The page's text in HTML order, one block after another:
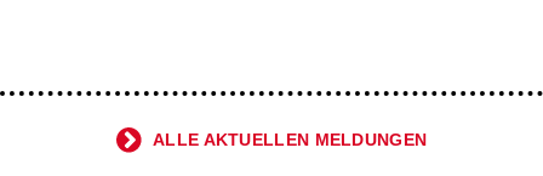
ALLE AKTUELLEN MELDUNGEN